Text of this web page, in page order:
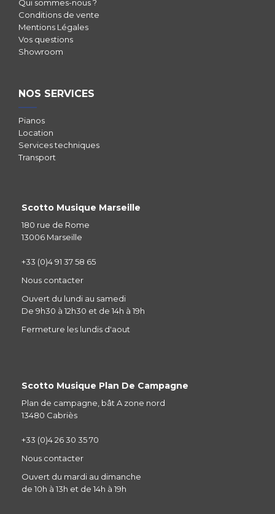
Qui sommes-nous ?
Conditions de vente
Mentions Légales
Vos questions
Showroom
NOS SERVICES
Pianos
Location
Services techniques
Transport
Scotto Musique Marseille
180 rue de Rome
13006 Marseille
+33 (0)4 91 37 58 65
Nous contacter
Ouvert du lundi au samedi
De 9h30 à 12h30 et de 14h à 19h
Fermeture les lundis d'aout
Scotto Musique Plan De Campagne
Plan de campagne, bât A zone nord
13480 Cabriès
+33 (0)4 26 30 35 70
Nous contacter
Ouvert du mardi au dimanche
de 10h à 13h et de 14h à 19h